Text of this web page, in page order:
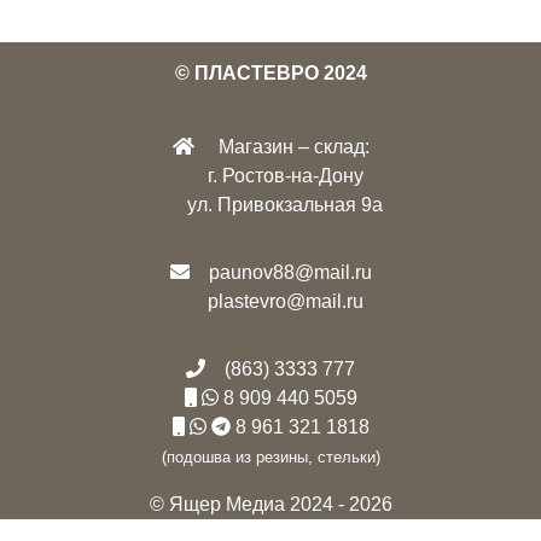
© ПЛАСТЕВРО 2024
Магазин – склад:
г. Ростов-на-Дону
ул. Привокзальная 9а
paunov88@mail.ru
plastevro@mail.ru
(863) 3333 777
8 909 440 5059
8 961 321 1818
(подошва из резины, стельки)
© Ящер Медиа 2024 - 2026